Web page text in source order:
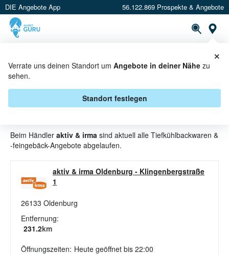
DIE Angebote App 56.122.869 Prospekte & Angebote
Verrate uns deinen Standort um Angebote in deiner Nähe zu
sehen.
Standort festlegen
×
TIEFKÜHLBACKWAREN & -
FEINGEBÄCK ANGEBOTE &
AKTIONEN BEI AKTIV & IRMA
Beim Händler aktiv & irma sind aktuell alle Tiefkühlbackwaren &
-feingebäck-Angebote abgelaufen.
aktiv & irma Oldenburg - Klingenbergstraße
1
26133 Oldenburg
Entfernung:
231.2km
Öffnungszeiten: Heute geöffnet bis 22:00